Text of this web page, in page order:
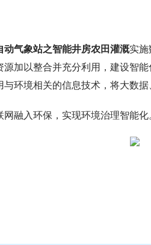
动气象站之智能井房农田灌溉实施
源加以整合并充分利用，建设智
与环境相关的信息技术，将大数
网融入环保，实现环境治理智能